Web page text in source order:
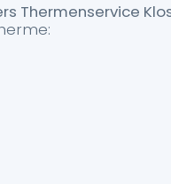
Thermenservice